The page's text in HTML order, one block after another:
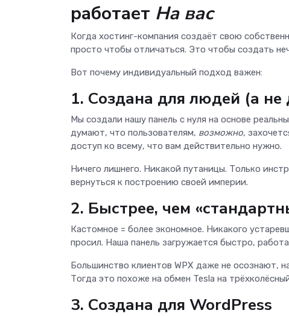
работает На вас
Когда хостинг-компания создаёт свою
просто чтобы отличаться. Это чтобы создать
Вот почему индивидуальный подход важен:
1. Создана для людей (а не
Мы создали нашу панель с нуля на основе
думают, что пользователям, возможно,
доступ ко всему, что вам действительно нужно.
Ничего лишнего. Никакой путаницы. Только
вернуться к построению своей империи.
2. Быстрее, чем
Кастомное = более экономное. Никакого
просил. Наша панель загружается быстро,
Большинство клиентов WPX даже не осознают,
Тогда это похоже на обмен Tesla на
3. Создана для WordPress